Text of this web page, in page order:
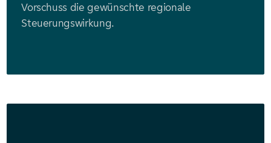
Vorschuss die gewünschte regionale
Steuerungswirkung.